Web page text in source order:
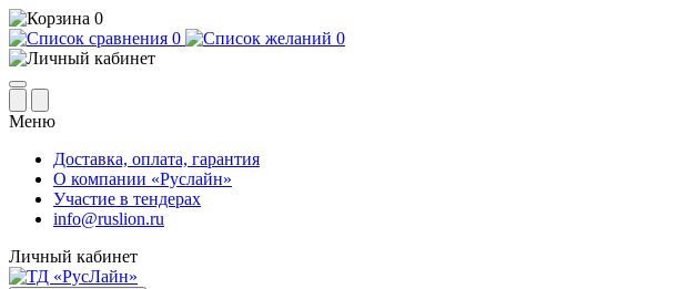
0
0
0
Меню
Доставка, оплата, гарантия
О компании «Руслайн»
Участие в тендерах
info@ruslion.ru
Личный кабинет